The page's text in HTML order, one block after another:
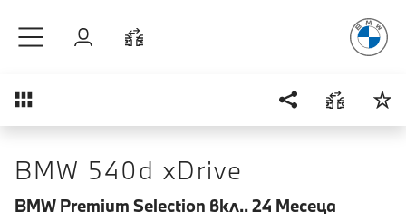
Вход
Преглед
BMW 540d xDrive
BMW Premium Selection вкл.. 24 Mесеца